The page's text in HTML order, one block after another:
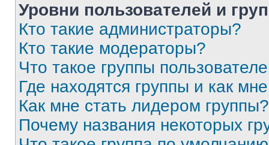
Уровни пользователей и
Кто такие администраторы?
Кто такие модераторы?
Что такое группы
Где находятся группы и как
Как мне стать лидером группы?
Почему названия некоторых